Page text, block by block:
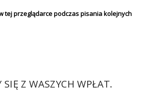
tej przeglądarce podczas pisania kolejnych
SIĘ Z WASZYCH WPŁAT.